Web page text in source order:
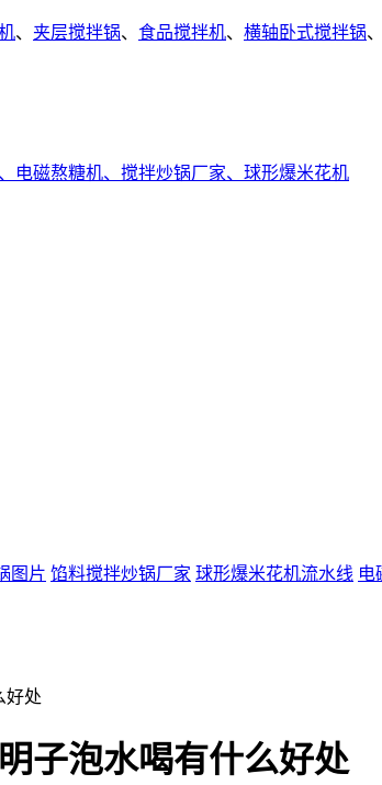
、 夹层搅拌锅、 食品搅拌机、 横轴卧式搅拌锅、
图片 馅料搅拌炒锅厂家 球形爆米花机流水线 电
好处
子泡水喝有什么好处